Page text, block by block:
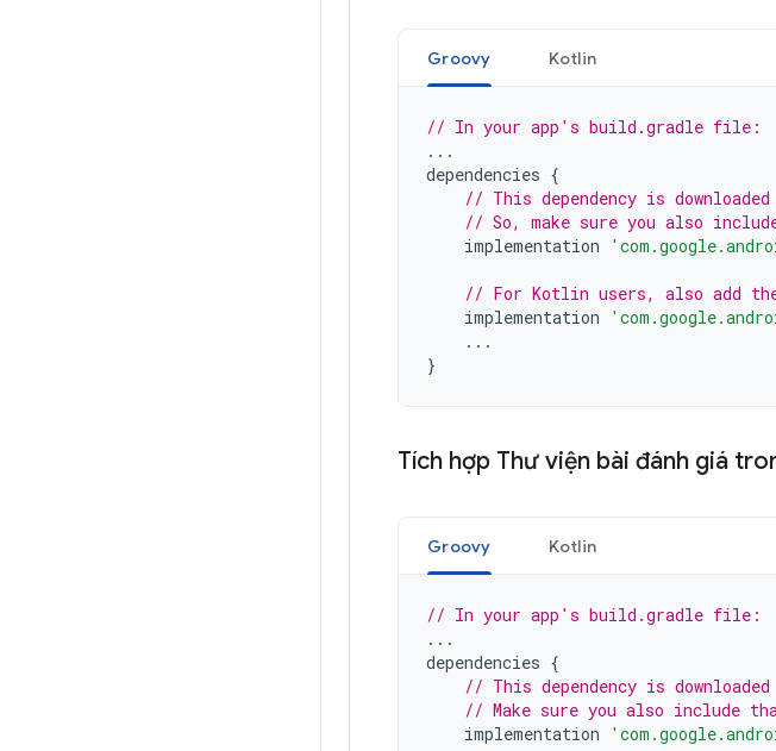
Groovy Kotlin
// In your app's build.gradle file:
...
dependencies {
// This dependency is
// So, make sure you also
implementation
// For Kotlin users, also add
implementation
...
}
Tích hợp Thư viện bài đánh giá
Groovy Kotlin
// In your app's build.gradle file:
...
dependencies {
// This dependency is
// Make sure you also include
implementation